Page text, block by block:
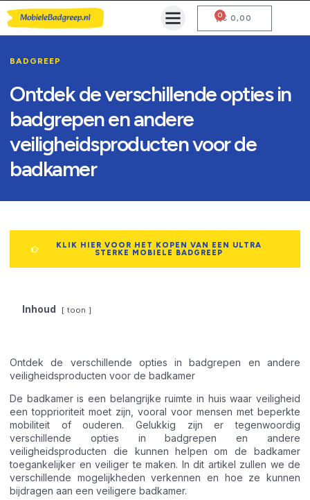
€ 0,00
0
BADGREEP
Ontdek de verschillende opties in
badgrepen en andere
veiligheidsproducten voor de
badkamer
KLIK HIER VOOR HET KOPEN VAN EEN ULTRA
STERKE MOBIELE BADGREEP
Inhoud toon
Ontdek de verschillende opties in badgrepen en andere
veiligheidsproducten voor de badkamer
De badkamer is een belangrijke ruimte in huis waar veiligheid
een topprioriteit moet zijn, vooral voor mensen met beperkte
mobiliteit of ouderen. Gelukkig zijn er tegenwoordig
verschillende opties in badgrepen en andere
veiligheidsproducten die kunnen helpen om de badkamer
toegankelijker en veiliger te maken. In dit artikel zullen we de
verschillende mogelijkheden verkennen en hoe ze kunnen
bijdragen aan een veiligere badkamer.